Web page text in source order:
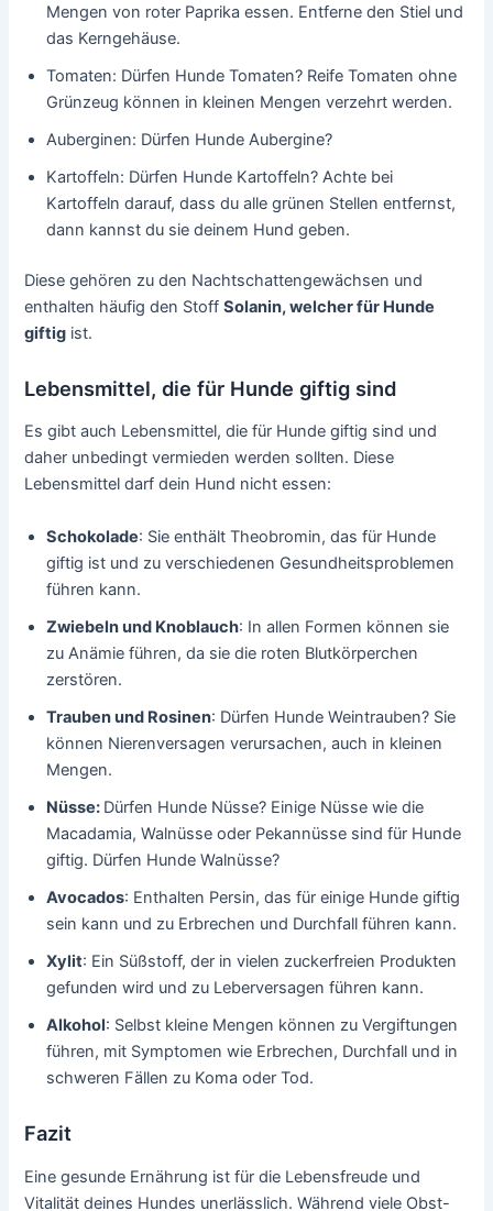
Mengen von roter Paprika essen. Entferne den Stiel und
das Kerngehäuse.
Tomaten: Dürfen Hunde Tomaten? Reife Tomaten ohne
Grünzeug können in kleinen Mengen verzehrt werden.
Auberginen: Dürfen Hunde Aubergine?
Kartoffeln: Dürfen Hunde Kartoffeln? Achte bei
Kartoffeln darauf, dass du alle grünen Stellen entfernst,
dann kannst du sie deinem Hund geben.
Diese gehören zu den Nachtschattengewächsen und
enthalten häufig den StoffSolanin, welcher für Hunde
giftig ist.
Lebensmittel, die für Hunde giftig sind
Es gibt auch Lebensmittel, die für Hunde giftig sind und
daher unbedingt vermieden werden sollten. Diese
Lebensmittel darf dein Hund nicht essen:
Schokolade: Sie enthält Theobromin, das für Hunde
giftig ist und zu verschiedenen Gesundheitsproblemen
führen kann.
Zwiebeln und Knoblauch: In allen Formen können sie
zu Anämie führen, da sie die roten Blutkörperchen
zerstören.
Trauben und Rosinen: Dürfen Hunde Weintrauben? Sie
können Nierenversagen verursachen, auch in kleinen
Mengen.
Nüsse: Dürfen Hunde Nüsse? Einige Nüsse wie die
Macadamia, Walnüsse oder Pekannüsse sind für Hunde
giftig. Dürfen Hunde Walnüsse?
Avocados: Enthalten Persin, das für einige Hunde giftig
sein kann und zu Erbrechen und Durchfall führen kann.
Xylit: Ein Süßstoff, der in vielen zuckerfreien Produkten
gefunden wird und zu Leberversagen führen kann.
Alkohol: Selbst kleine Mengen können zu Vergiftungen
führen, mit Symptomen wie Erbrechen, Durchfall und in
schweren Fällen zu Koma oder Tod.
Fazit
Eine gesunde Ernährung ist für die Lebensfreude und
Vitalität deines Hundes unerlässlich. Während viele Obst-